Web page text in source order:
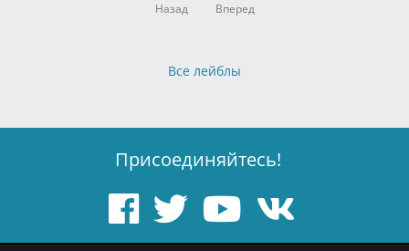
Назад Вперед
Все лейблы
Присоединяйтесь!